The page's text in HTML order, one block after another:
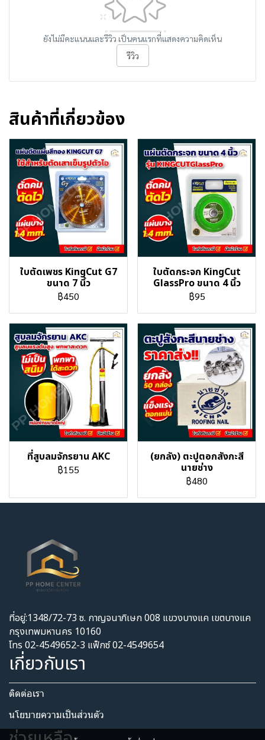
ยังไม่มีคะแนนและรีวิว เป็นคนแรกที่แสดงความคิดเห็น
รีวิว
สินค้าที่เกี่ยวข้อง
ใบตัดเพชร KingCut G7
ขนาด 7 นิ้ว
฿450
ใบตัดกระจก KingCut
GlassPro ขนาด 4 นิ้ว
฿95
ที่สูบลมจักรยาน AKC
฿155
(ยกลัง) ตะปูตอกสังกะสี
นายช่าง
฿480
ที่อยู่:1348/72-73 ซ. กาญจนาภิเษก 008 แขวงบางแค เขตบางแค
กรุงเทพมหานคร 10160
โทร 02-4549652-3 แฟ็กซ์ 02-4549654
เกี่ยวกับเรา
ติดต่อเรา
นโยบายความเป็นส่วนตัว​